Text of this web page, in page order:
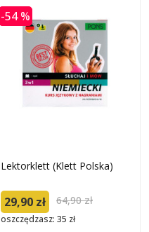
-54 %
Lektorklett (Klett Polska)
29,90 zł 64,90 zł
oszczędzasz: 35 zł